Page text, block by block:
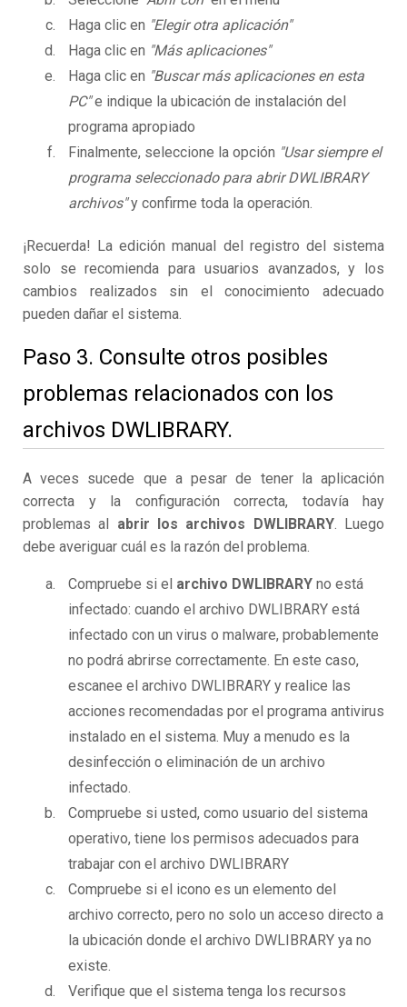
Haga clic en "Elegir otra aplicación"
Haga clic en "Más aplicaciones"
Haga clic en "Buscar más aplicaciones en esta
PC"e indique la ubicación de instalación del
programa apropiado
Finalmente, seleccione la opción "Usar siempre el
programa seleccionado para abrir DWLIBRARY
archivos"y confirme toda la operación.
¡Recuerda! La edición manual del registro del sistema
solo se recomienda para usuarios avanzados, y los
cambios realizados sin el conocimiento adecuado
pueden dañar el sistema.
Paso 3. Consulte otros posibles
problemas relacionados con los
archivos DWLIBRARY.
A veces sucede que a pesar de tener la aplicación
correcta y la configuración correcta, todavía hay
problemas al abrir los archivos DWLIBRARY. Luego
debe averiguar cuál es la razón del problema.
Compruebe si el archivo DWLIBRARY no está
infectado: cuando el archivo DWLIBRARY está
infectado con un virus o malware, probablemente
no podrá abrirse correctamente. En este caso,
escanee el archivo DWLIBRARY y realice las
acciones recomendadas por el programa antivirus
instalado en el sistema. Muy a menudo es la
desinfección o eliminación de un archivo
infectado.
Compruebe si usted, como usuario del sistema
operativo, tiene los permisos adecuados para
trabajar con el archivo DWLIBRARY
Compruebe si el icono es un elemento del
archivo correcto, pero no solo un acceso directo a
la ubicación donde el archivo DWLIBRARY ya no
existe.
Verifique que el sistema tenga los recursos